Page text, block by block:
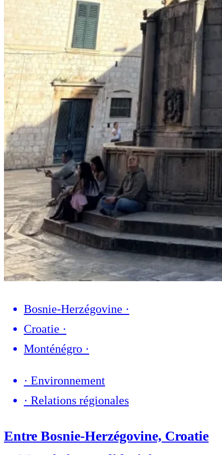
Bosnie-Herzégovine ·
Croatie ·
Monténégro ·
· Environnement
· Relations régionales
Entre Bosnie-Herzégovine, Croatie